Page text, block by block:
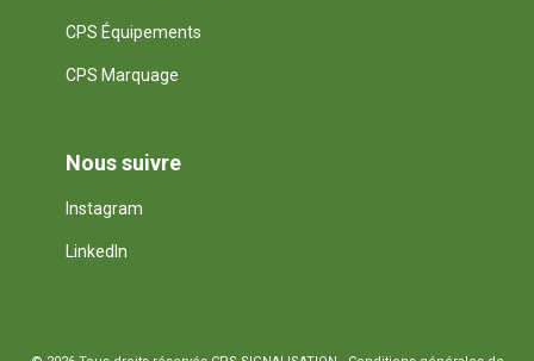
CPS Équipements
CPS Marquage
Nous suivre
Instagram
LinkedIn